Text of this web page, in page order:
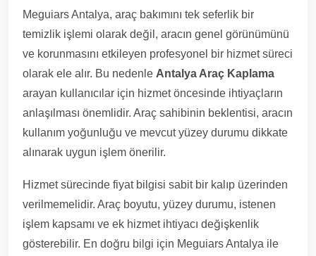
Meguiars Antalya, araç bakımını tek seferlik bir
temizlik işlemi olarak değil, aracın genel görünümünü
ve korunmasını etkileyen profesyonel bir hizmet süreci
olarak ele alır. Bu nedenle Antalya Araç Kaplama
arayan kullanıcılar için hizmet öncesinde ihtiyaçların
anlaşılması önemlidir. Araç sahibinin beklentisi, aracın
kullanım yoğunluğu ve mevcut yüzey durumu dikkate
alınarak uygun işlem önerilir.
Hizmet sürecinde fiyat bilgisi sabit bir kalıp üzerinden
verilmemelidir. Araç boyutu, yüzey durumu, istenen
işlem kapsamı ve ek hizmet ihtiyacı değişkenlik
gösterebilir. En doğru bilgi için Meguiars Antalya ile